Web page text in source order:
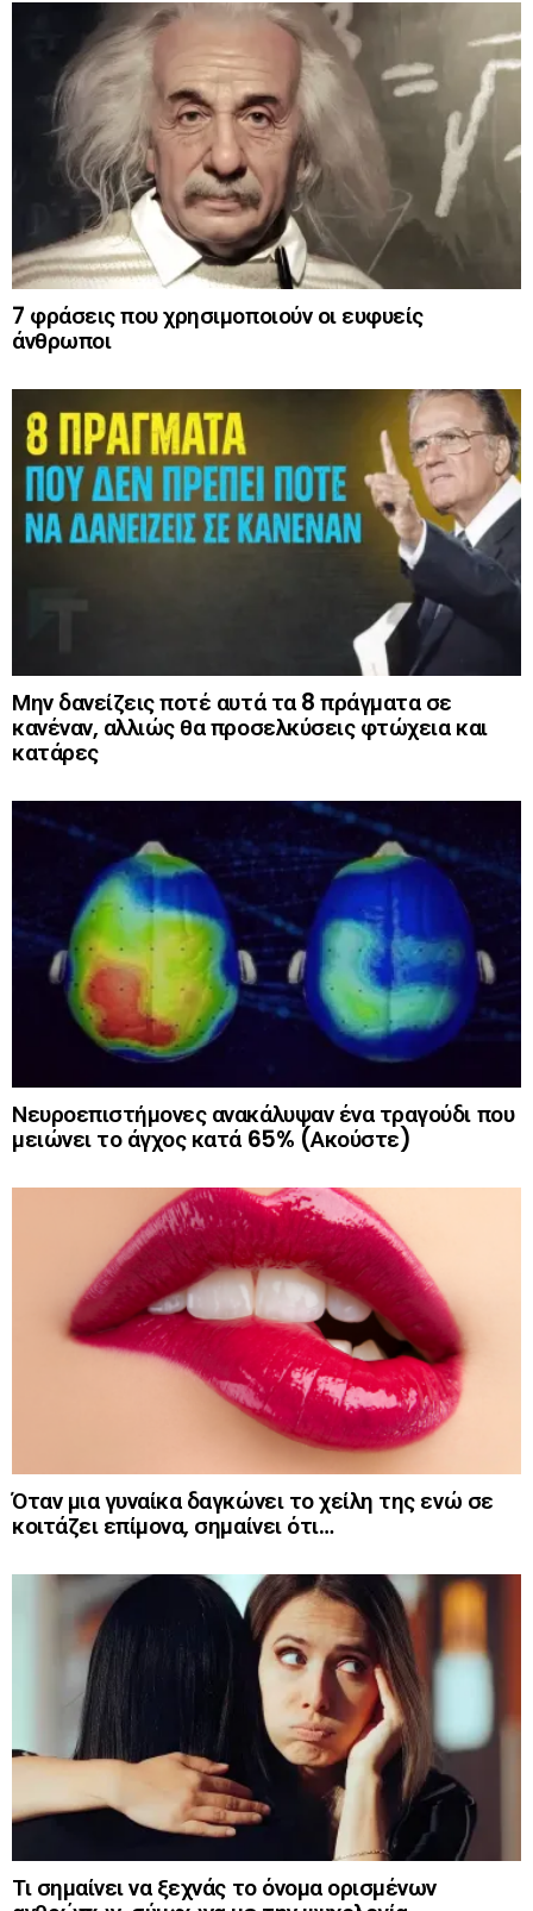
7 φράσεις που χρησιμοποιούν οι ευφυείς
άνθρωποι
Μην δανείζεις ποτέ αυτά τα 8 πράγματα σε
κανέναν, αλλιώς θα προσελκύσεις φτώχεια και
κατάρες
Νευροεπιστήμονες ανακάλυψαν ένα τραγούδι που
μειώνει το άγχος κατά 65% (Ακούστε)
Όταν μια γυναίκα δαγκώνει το χείλη της ενώ σε
κοιτάζει επίμονα, σημαίνει ότι…
Τι σημαίνει να ξεχνάς το όνομα ορισμένων